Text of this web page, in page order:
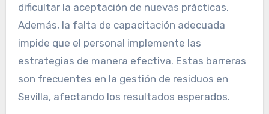
dificultar la aceptación de nuevas prácticas.
Además, la falta de capacitación adecuada
impide que el personal implemente las
estrategias de manera efectiva. Estas barreras
son frecuentes en la gestión de residuos en
Sevilla, afectando los resultados esperados.